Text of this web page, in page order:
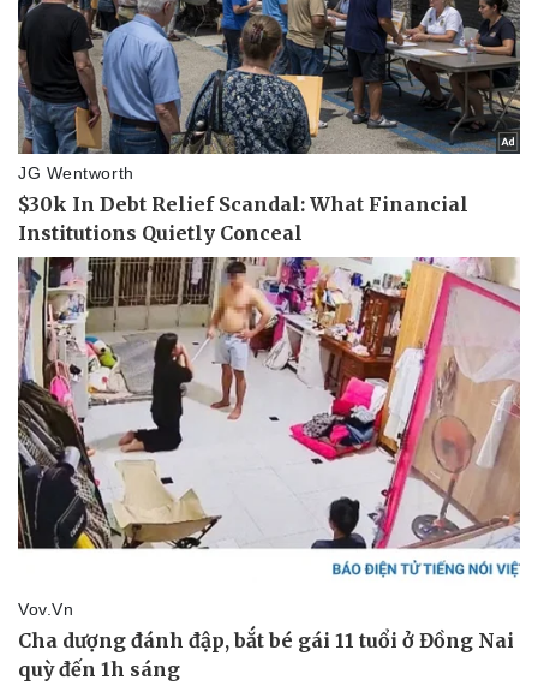
Doanh nghiệp
Thông tin doanh nghiệp
Doanh nghiệp 24h
Doanh nhân
Vì cộng đồng
Công nghệ
Sành điệu
Tin Công nghệ
Trải nghiệm
Chuyển đổi số